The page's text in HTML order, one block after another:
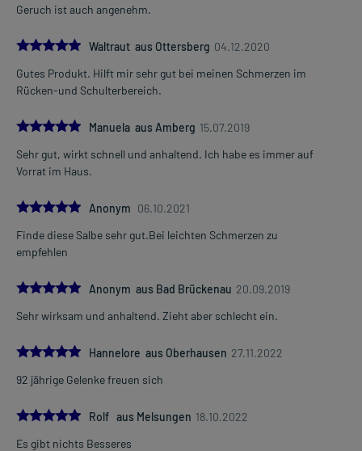
Geruch ist auch angenehm.
5.0
Waltraut aus Ottersberg 04.12.2020
Gutes Produkt. Hilft mir sehr gut bei meinen Schmerzen im
Rücken-und Schulterbereich.
5.0
Manuela aus Amberg 15.07.2019
Sehr gut, wirkt schnell und anhaltend. Ich habe es immer auf
Vorrat im Haus.
5.0Anonym 06.10.2021
Finde diese Salbe sehr gut.Bei leichten Schmerzen zu
empfehlen
5.0Anonym aus Bad Brückenau 20.09.2019
Sehr wirksam und anhaltend. Zieht aber schlecht ein.
5.0
Hannelore aus Oberhausen 27.11.2022
92 jährige Gelenke freuen sich
5.0
Rolf aus Melsungen 18.10.2022
Es gibt nichts Besseres